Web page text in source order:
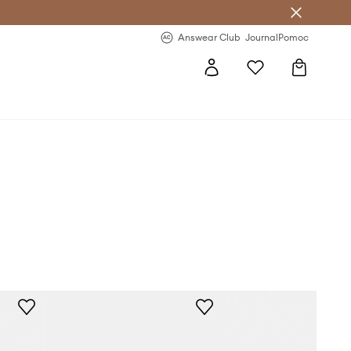
Answear Club JournalPomoc